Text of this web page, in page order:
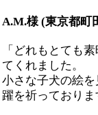
A.M.様 (東京都町
「どれもとても
てくれました。
小さな子犬の絵
躍を祈っておりま